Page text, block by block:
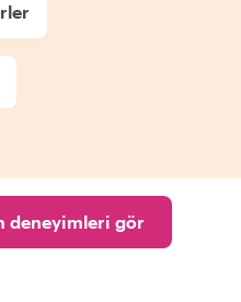
deneyimleri gör